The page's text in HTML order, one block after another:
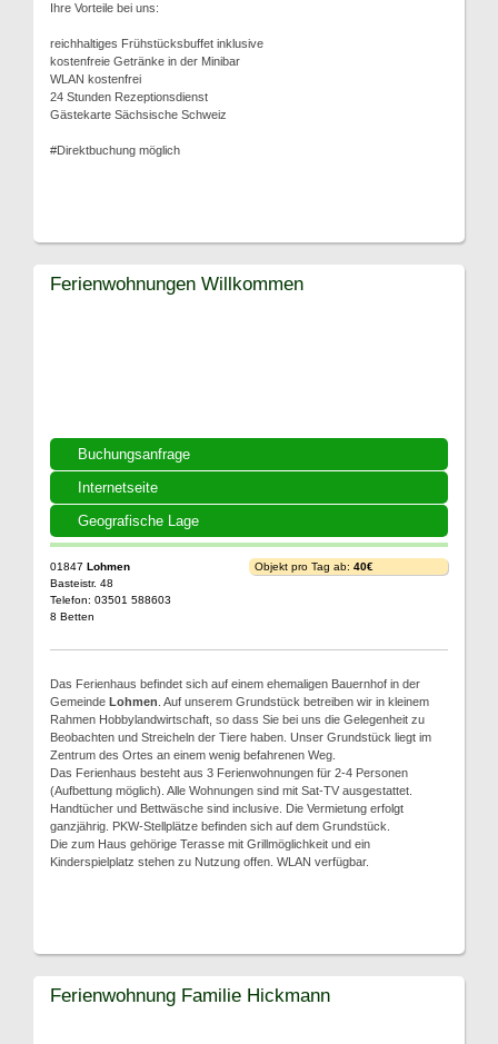
Ihre Vorteile bei uns:
reichhaltiges Frühstücksbuffet inklusive
kostenfreie Getränke in der Minibar
WLAN kostenfrei
24 Stunden Rezeptionsdienst
Gästekarte Sächsische Schweiz
#Direktbuchung möglich
Buchungsanfrage
Internetseite
Geografische Lage
Ferienwohnungen Willkommen
01847 Lohmen
Basteistr. 48
Telefon: 03501 588603
8 Betten
Objekt pro Tag ab: 40€
Das Ferienhaus befindet sich auf einem ehemaligen Bauernhof in der
Gemeinde Lohmen . Auf unserem Grundstück betreiben wir in kleinem
Rahmen Hobbylandwirtschaft, so dass Sie bei uns die Gelegenheit zu
Beobachten und Streicheln der Tiere haben. Unser Grundstück liegt im
Zentrum des Ortes an einem wenig befahrenen Weg.
Das Ferienhaus besteht aus 3 Ferienwohnungen für 2-4 Personen
(Aufbettung möglich). Alle Wohnungen sind mit Sat-TV ausgestattet.
Handtücher und Bettwäsche sind inclusive. Die Vermietung erfolgt
ganzjährig. PKW-Stellplätze befinden sich auf dem Grundstück.
Die zum Haus gehörige Terasse mit Grillmöglichkeit und ein
Kinderspielplatz stehen zu Nutzung offen. WLAN verfügbar.
Ferienwohnung Familie Hickmann